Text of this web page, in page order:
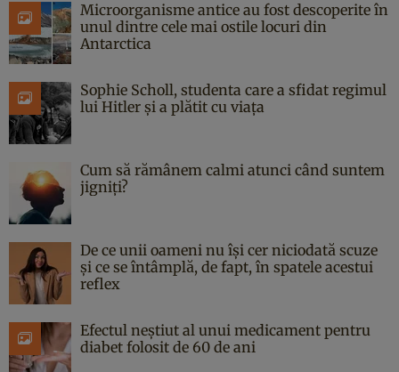
Microorganisme antice au fost descoperite în
unul dintre cele mai ostile locuri din
Antarctica
Sophie Scholl, studenta care a sfidat regimul
lui Hitler și a plătit cu viața
Cum să rămânem calmi atunci când suntem
jigniți?
De ce unii oameni nu își cer niciodată scuze
și ce se întâmplă, de fapt, în spatele acestui
reflex
Efectul neștiut al unui medicament pentru
diabet folosit de 60 de ani